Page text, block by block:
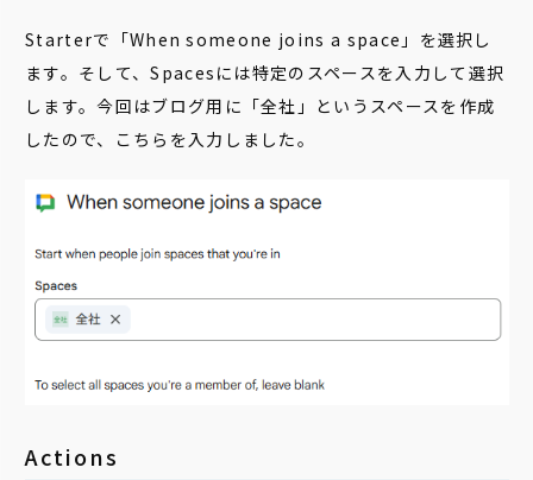
Starterで「When someone joins a space」を選択し
ます。そして、Spacesには特定のスペースを入力して選択
します。今回はブログ用に「全社」というスペースを作成
したので、こちらを入力しました。
Actions